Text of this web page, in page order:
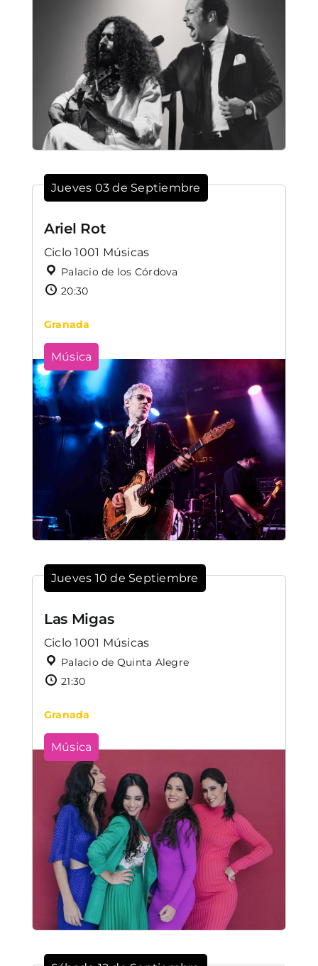
Jueves 03 de Septiembre
Ariel Rot
Ciclo 1001 Músicas
Palacio de los Córdova
20:30
Granada
Música
Jueves 10 de Septiembre
Las Migas
Ciclo 1001 Músicas
Palacio de Quinta Alegre
21:30
Granada
Música